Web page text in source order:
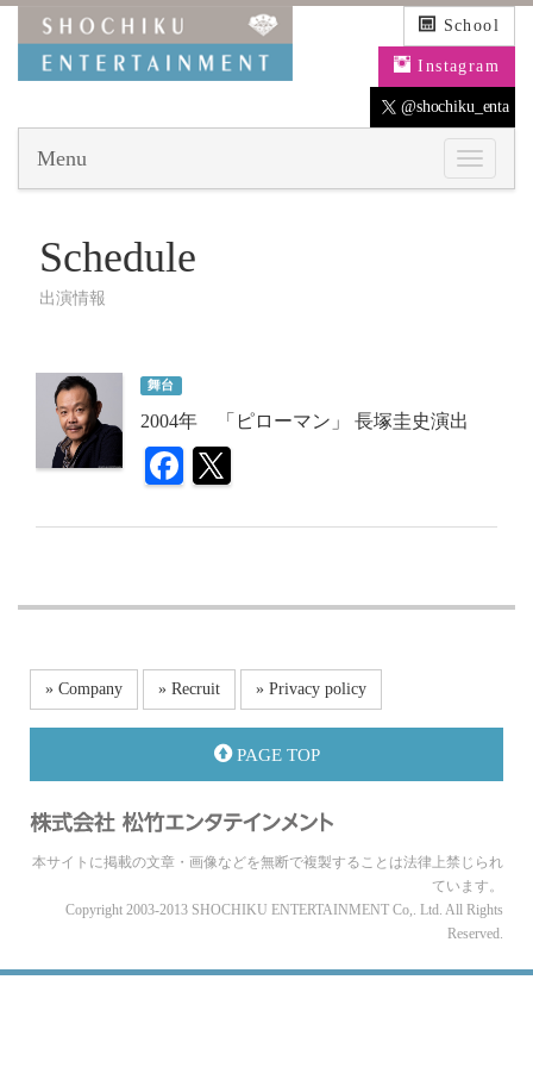
School
Instagram
@shochiku_enta
Menu
Schedule
出演情報
舞台
2004年 「ピローマン」 長塚圭史演出
» Company » Recruit » Privacy policy
PAGE TOP
本サイトに掲載の文章・画像などを無断で複製することは法律上禁じられ
ています。
Copyright 2003-2013 SHOCHIKU ENTERTAINMENT Co,. Ltd. All Rights
Reserved.